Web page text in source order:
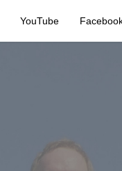
YouTube